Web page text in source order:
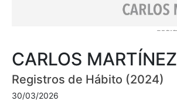
CARLOS MARTÍNEZ
Registros de Hábito (2024)
30/03/2026